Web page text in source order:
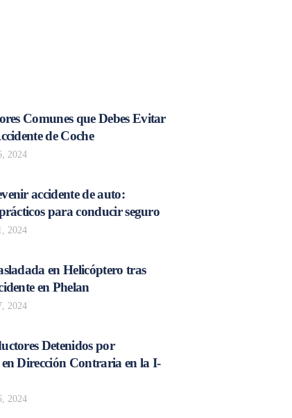
Comunes que Debes Evitar
de Coche
2024
accidente de auto:
para conducir seguro
2024
en Helicóptero tras
en Phelan
2024
Detenidos por
Dirección Contraria en la I-
2024